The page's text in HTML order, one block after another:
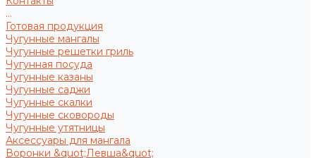
...
Готовая продукция
Чугунные мангалы
Чугунные решетки гриль
Чугунная посуда
Чугунные казаны
Чугунные саджи
Чугунные скалки
Чугунные сковороды
Чугунные утятницы
Аксессуары для мангала
Воронки &quot;Левша&quot;